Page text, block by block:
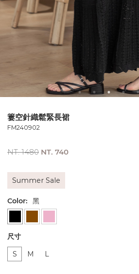
簍空針織鬆緊長裙
FM240902
NT. 1480 NT. 740
Summer Sale
Color: 黑
尺寸
S
M L